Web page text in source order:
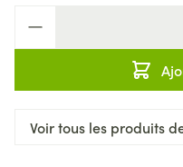
Voir tous les produits